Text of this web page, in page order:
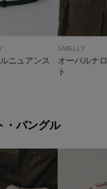
ニュアンス
SMELLY
オーバルナ
ト
・バングル